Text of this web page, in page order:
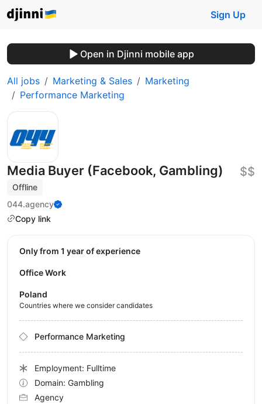
Sign Up
Open in Djinni mobile app
All jobs Marketing & Sales
Marketing
Performance Marketing
Media Buyer (Facebook, Gambling)
Offline
044.agency
Copy link
$$
Only from 1 year of experience
Office Work
Poland
Countries where we consider candidates
Performance Marketing
Employment: Fulltime
Domain: Gambling
Agency